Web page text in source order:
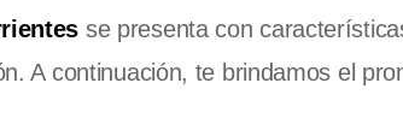
se presenta con
A continuación, te brindamos el